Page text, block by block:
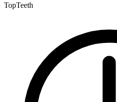
TopTeeth